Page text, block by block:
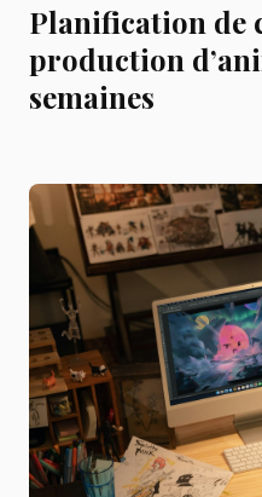
Planification de
production
semaines